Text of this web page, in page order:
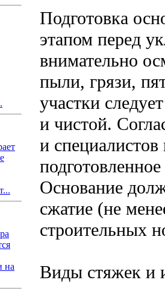
на
Подготовка
этапом перед
внимательно
пыли, грязи,
участки
и чистой.
и
Основание
сжатие (не
строительных
Виды стяжек и